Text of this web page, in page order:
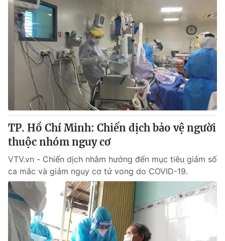
Theo dõi báo trên
Cơ quan chủ quản: Đài Truyền hình Việt Nam
Cơ quan báo chí:Thời báo VTV
Giấy phép hoạt động báo in và báo điện tử số 483/GP-BTTTT
cấp ngày 29/12/2023
Tổng Biên tập:
Phó Tổng Biên tập: Nguyễn Thị Mỹ Hạnh, Phạm Quốc Thắng,
Nguyễn Trọng Ninh
Tổng đài VTV:024.38 355 931 - 024.38 355 932
Ðiện thoại Thời báo VTV: 024.66 897 897
Email:
toasoan@vtv.vn
Liên hệ quảng cáo:024-7300.7108
TP. Hồ Chí Minh: Chiến dịch bảo vệ người
thuộc nhóm nguy cơ
VTV.vn - Chiến dịch nhằm hướng đến mục tiêu giảm số
ca mắc và giảm nguy cơ tử vong do COVID-19.